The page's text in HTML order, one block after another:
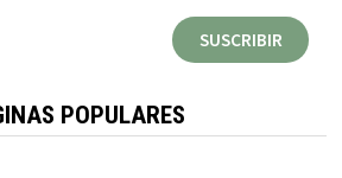
SUSCRIBIR
POPULARES